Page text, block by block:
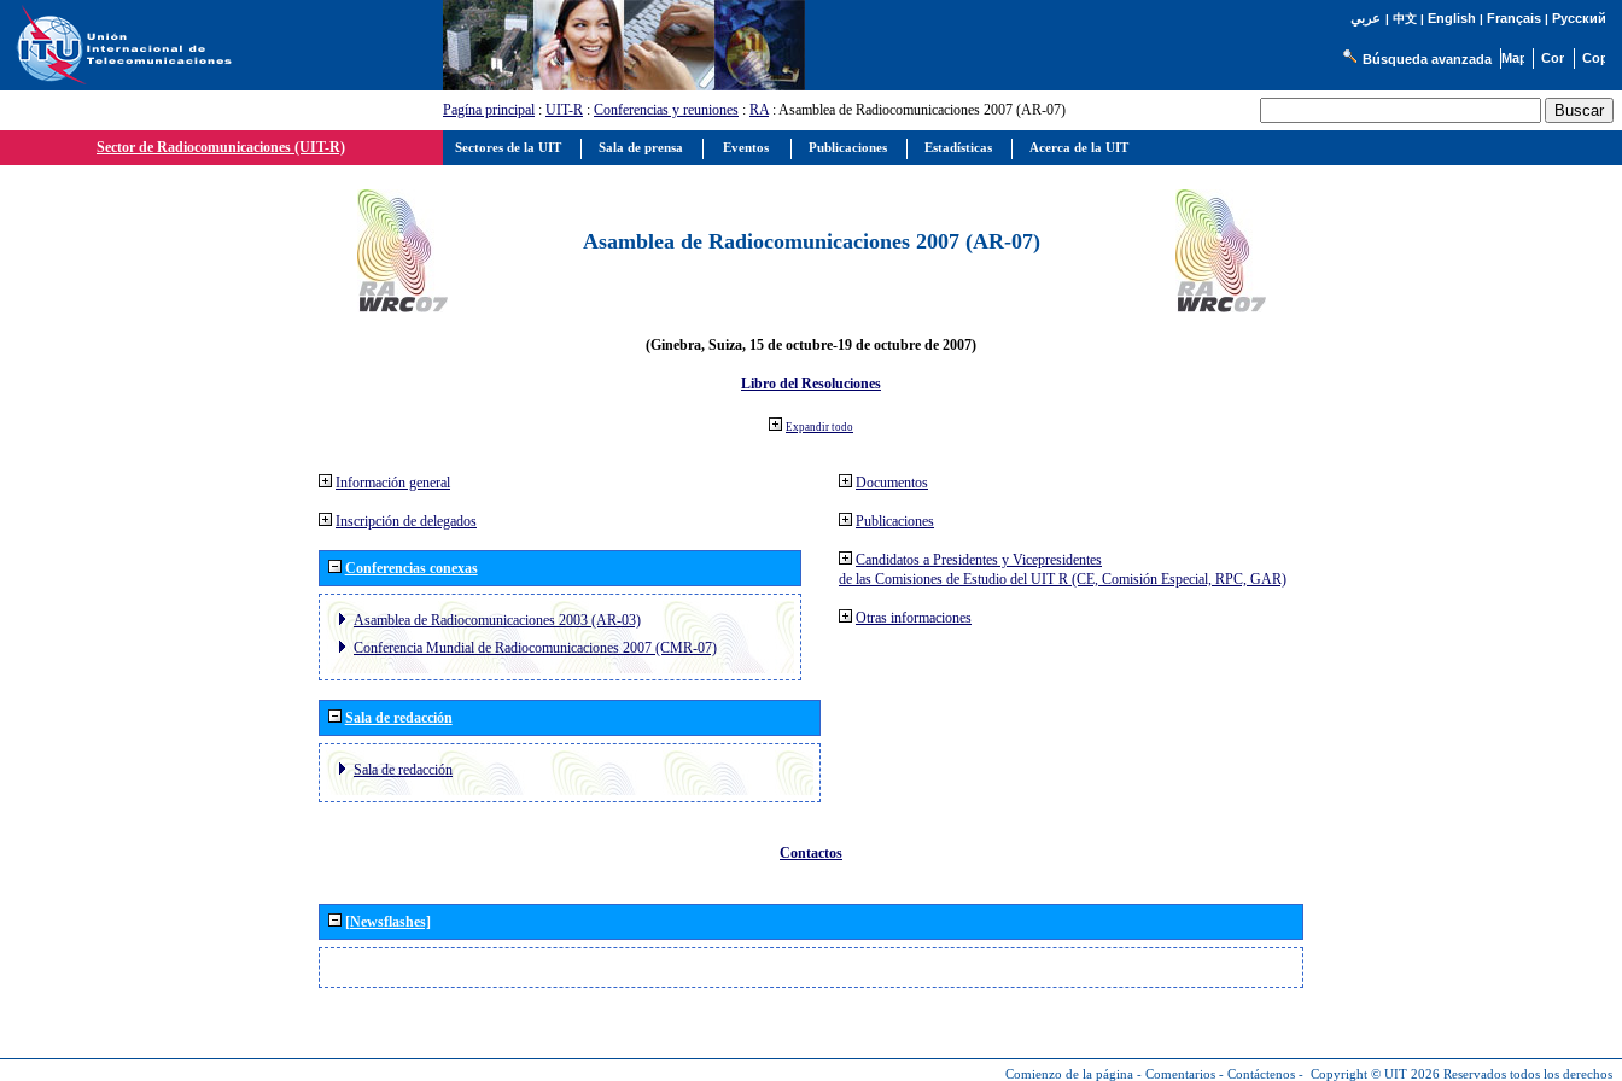
عربي | 中文| English | Français| Русский
Búsqueda avanzada
Pagína principal : UIT-R : Conferencias y reuniones : RA: Asamblea de Radiocomunicaciones 2007 (AR-07)
Sector de Radiocomunicaciones (UIT-R)
Asamblea de Radiocomunicaciones 2007 (AR-07)
(Ginebra, Suiza, 15 de octubre-19 de octubre de 2007)
Libro del Resoluciones
Expandir todo
Información general
Inscripción de delegados
Conferencias conexas
Asamblea de Radiocomunicaciones 2003 (AR-03)
Conferencia Mundial de Radiocomunicaciones 2007 (CMR-07)
Sala de redacción
Sala de redacción
Documentos
Publicaciones
Candidatos a Presidentes y Vicepresidentes
de las Comisiones de Estudio del UIT R (CE, Comisión Especial, RPC, GAR)
Otras informaciones
Contactos
[Newsflashes]
Comienzo de la página - Comentarios - Contáctenos - Copyright © UIT 2026 Reservados todos los derechos
Sectores de la UIT Sala de prensa Eventos Publicaciones Estadísticas Acerca de la UIT